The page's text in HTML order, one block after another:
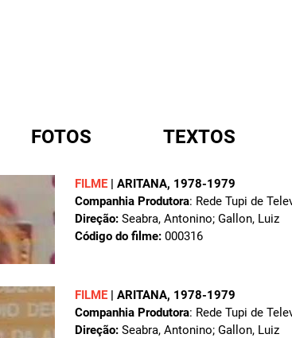
FOTOS TEXTOS
FILME | ARITANA, 1978-1979
Companhia Produtora: Rede Tupi de
Direção: Seabra, Antonino; Gallon, Luiz
Código do filme: 000316
FILME | ARITANA, 1978-1979
Companhia Produtora: Rede Tupi de
Direção: Seabra, Antonino; Gallon, Luiz